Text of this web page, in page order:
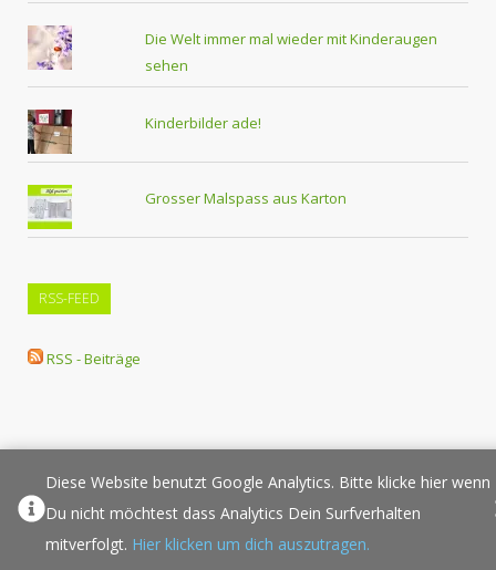
Die Welt immer mal wieder mit Kinderaugen
sehen
Kinderbilder ade!
Grosser Malspass aus Karton
RSS-FEED
RSS - Beiträge
Über Elternplanet Pressespiegel
Werbung/Sponsoring
Datenschutz
Diese Website benutzt Google Analytics. Bitte klicke hier wenn
Du nicht möchtest dass Analytics Dein Surfverhalten
mitverfolgt. Hier klicken um dich auszutragen.